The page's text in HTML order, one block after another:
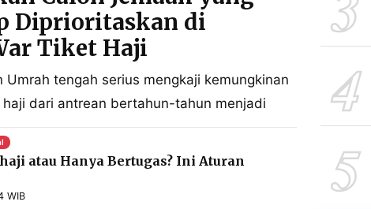
Diprioritaskan di
Tiket Haji
tengah serius mengkaji kemungkinan
dari antrean bertahun-tahun menjadi
atau Hanya Bertugas? Ini Aturan
WIB
4
5